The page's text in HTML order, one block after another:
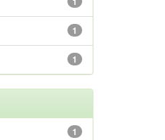
1
1
1